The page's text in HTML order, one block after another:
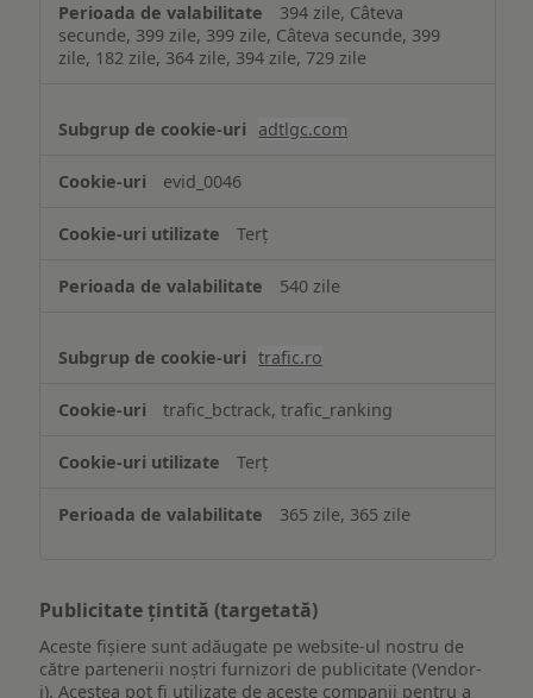
394 zile, Câteva
secunde, 399 zile, 399 zile, Câteva secunde, 399
zile, 182 zile, 364 zile, 394 zile, 729 zile
adtlgc.com
evid_0046
Terț
540 zile
trafic.ro
trafic_bctrack, trafic_ranking
Terț
365 zile, 365 zile
Publicitate țintită (targetată)
Aceste fișiere sunt adăugate pe website-ul nostru de
către partenerii noștri furnizori de publicitate (Vendor-
i). Acestea pot fi utilizate de aceste companii pentru a